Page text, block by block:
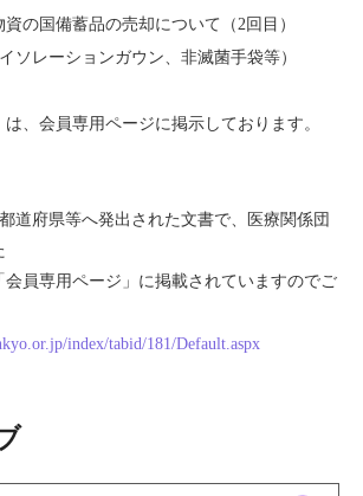
資の国備蓄品の売却について（2回目）
ソレーションガウン、非滅菌手袋等）
、会員専用ページに掲示しております。
道府県等へ発出された文書で、医療関係団
員専用ページ」に掲載されていますのでご
index/tabid/181/Default.aspx